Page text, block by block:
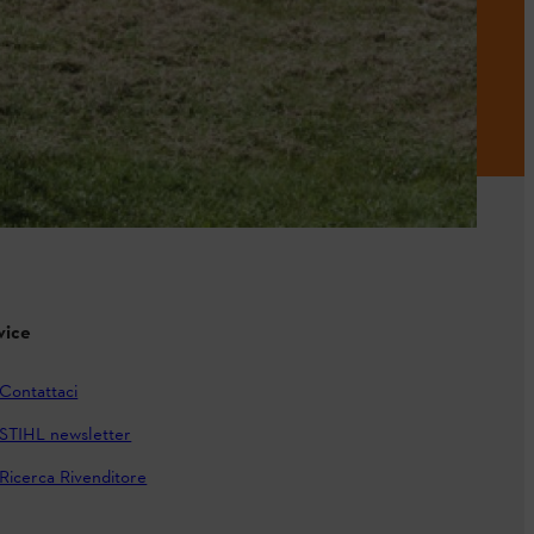
Contattaci
STIHL newsletter
Ricerca Rivenditore